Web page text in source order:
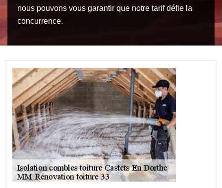
nous pouvons vous garantir que notre tarif défie la
concurrence.